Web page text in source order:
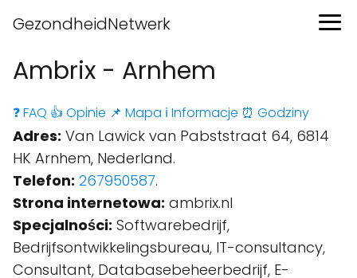
GezondheidNetwerk
Ambrix - Arnhem
❓ FAQ 👍 Opinie 📌 Mapa ℹ️ Informacje ⏰ Godziny
Adres: Van Lawick van Pabststraat 64, 6814
HK Arnhem, Nederland.
Telefon: 267950587.
Strona internetowa: ambrix.nl
Specjalności: Softwarebedrijf,
Bedrijfsontwikkelingsbureau, IT-consultancy,
Consultant, Databasebeheerbedrijf, E-